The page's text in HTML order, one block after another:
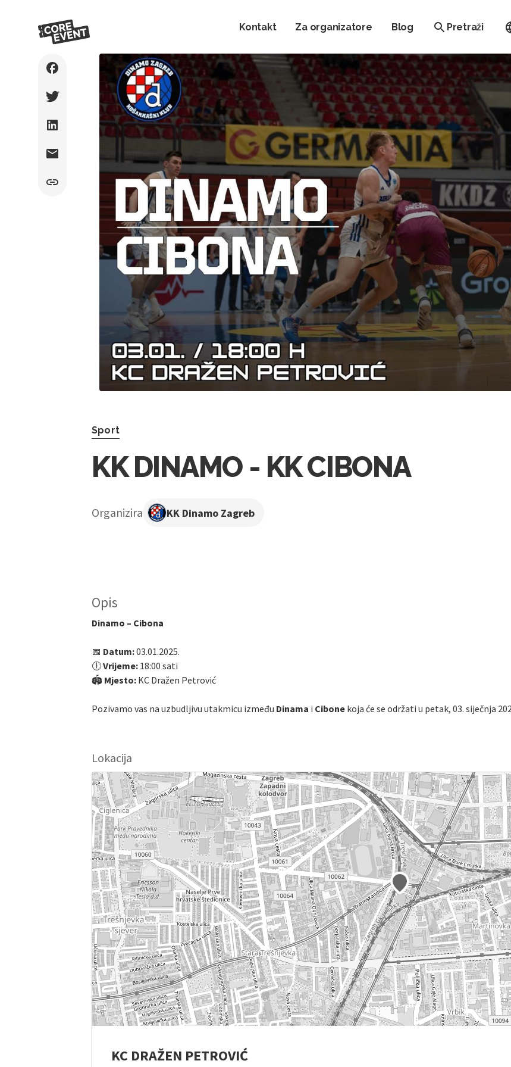
Kontakt Za organizatore Blog Pretraži
Sport
KK DINAMO - KK CIBONA
Organizira KK Dinamo Zagreb
Opis
Dinamo – Cibona
📅 Datum:03.01.2025.
🕕Vrijeme: 18:00 sati
🏟️ Mjesto: KC Dražen Petrović
Pozivamo vas na uzbudljivu utakmicu između Dinama i Cibone koja će se održati u petak, 03. siječnja
Lokacija
KC DRAŽEN PETROVIĆ